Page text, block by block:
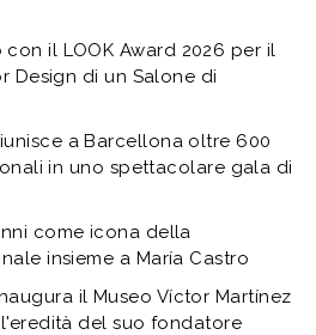
con il LOOK Award 2026 per il
Design di un Salone di
a Barcellona oltre 600
in uno spettacolare gala di
come icona della
insieme a María Castro
il Museo Víctor Martínez
del suo fondatore